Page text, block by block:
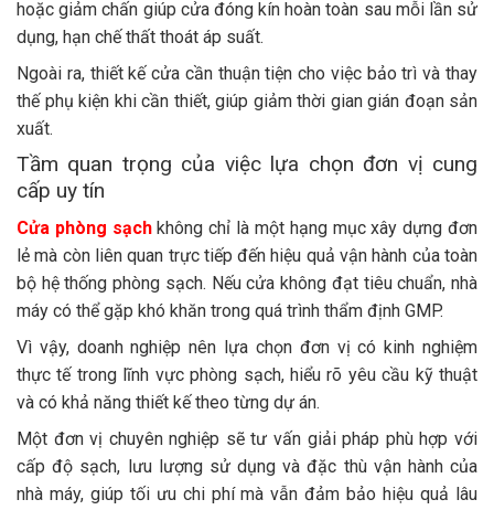
hoặc giảm chấn giúp cửa đóng kín hoàn toàn sau mỗi lần sử
dụng, hạn chế thất thoát áp suất.
Ngoài ra, thiết kế cửa cần thuận tiện cho việc bảo trì và thay
thế phụ kiện khi cần thiết, giúp giảm thời gian gián đoạn sản
xuất.
Tầm quan trọng của việc lựa chọn đơn vị cung
cấp uy tín
Cửa phòng sạchkhông chỉ là một hạng mục xây dựng đơn
lẻ mà còn liên quan trực tiếp đến hiệu quả vận hành của toàn
bộ hệ thống phòng sạch. Nếu cửa không đạt tiêu chuẩn, nhà
máy có thể gặp khó khăn trong quá trình thẩm định GMP.
Vì vậy, doanh nghiệp nên lựa chọn đơn vị có kinh nghiệm
thực tế trong lĩnh vực phòng sạch, hiểu rõ yêu cầu kỹ thuật
và có khả năng thiết kế theo từng dự án.
Một đơn vị chuyên nghiệp sẽ tư vấn giải pháp phù hợp với
cấp độ sạch, lưu lượng sử dụng và đặc thù vận hành của
nhà máy, giúp tối ưu chi phí mà vẫn đảm bảo hiệu quả lâu